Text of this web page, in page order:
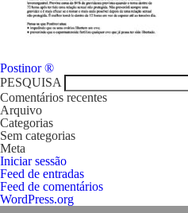
FAMA
Navegação
de
artigos
Postinor ®
PESQUISA
Comentários recentes
Arquivo
Categorias
Sem categorias
Meta
Iniciar sessão
Feed de entradas
Feed de comentários
WordPress.org